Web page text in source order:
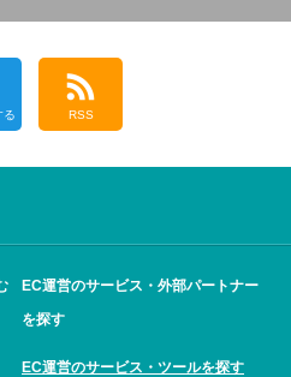
る RSS
EC運営のサービス・外部パートナー
を探す
EC運営のサービス・ツールを探す